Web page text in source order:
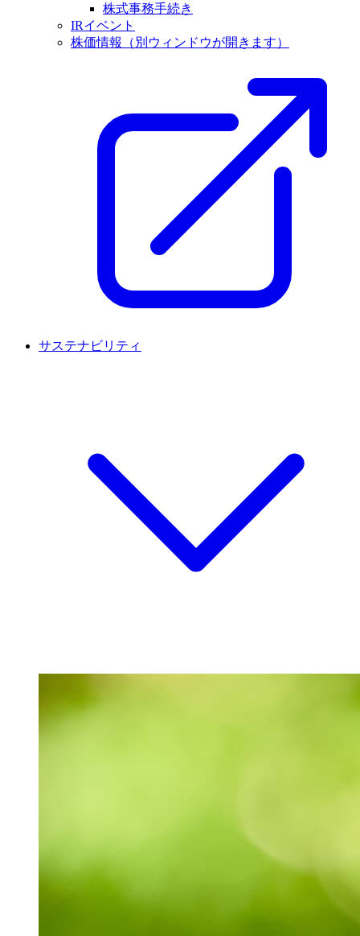
株式事務手続き
IRイベント
株価情報
（別ウィンドウが開きます）
サステナビリティ